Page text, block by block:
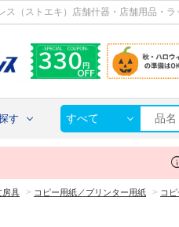
ス（ストエキ）店舗什器・店舗用品・
す すべて
房具 > コピー用紙／プリンター用紙 > コ